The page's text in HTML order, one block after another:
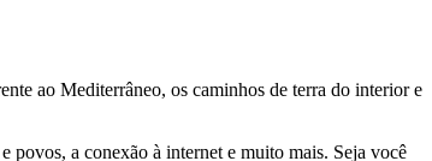
ao Mediterrâneo, os caminhos de terra do interior e
povos, a conexão à internet e muito mais. Seja você